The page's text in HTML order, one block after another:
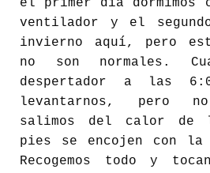
el primer día dormimos
ventilador y el
invierno aquí, pero
no son normales.
despertador a las
levantarnos, pero
salimos del calor de
pies se encojen con la
Recogemos todo y